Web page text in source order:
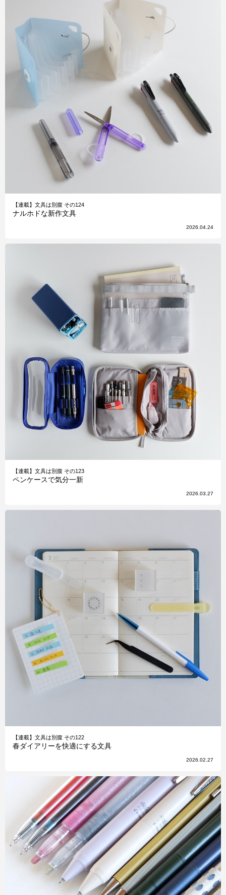
【連載】文具は別腹 その124
ナルホドな新作文具
2026.04.24
【連載】文具は別腹 その123
ペンケースで気分一新
2026.03.27
【連載】文具は別腹 その122
春ダイアリーを快適にする文具
2026.02.27